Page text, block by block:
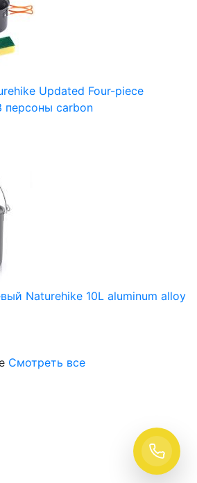
Updated Four-piece
персоны carbon
Naturehike 10L aluminum alloy
Смотреть все